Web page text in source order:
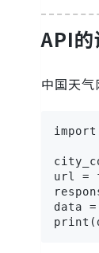
API
中国天
url =
data